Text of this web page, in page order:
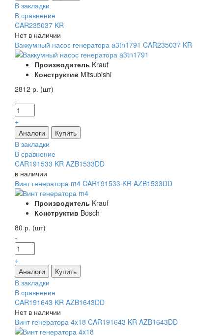
В закладки
В сравнение
CAR235037 KR
Нет в наличии
Ваккумный насос генератора a3tn1791 CAR235037 KR
Производитель Krauf
Конструктив Mitsubishi
2812 р. (шт)
-
+
В закладки
В сравнение
CAR191533 KR AZB1533DD
в наличии
Винт генератора m4 CAR191533 KR AZB1533DD
Производитель Krauf
Конструктив Bosch
80 р. (шт)
-
+
В закладки
В сравнение
CAR191643 KR AZB1643DD
Нет в наличии
Винт генератора 4x18 CAR191643 KR AZB1643DD